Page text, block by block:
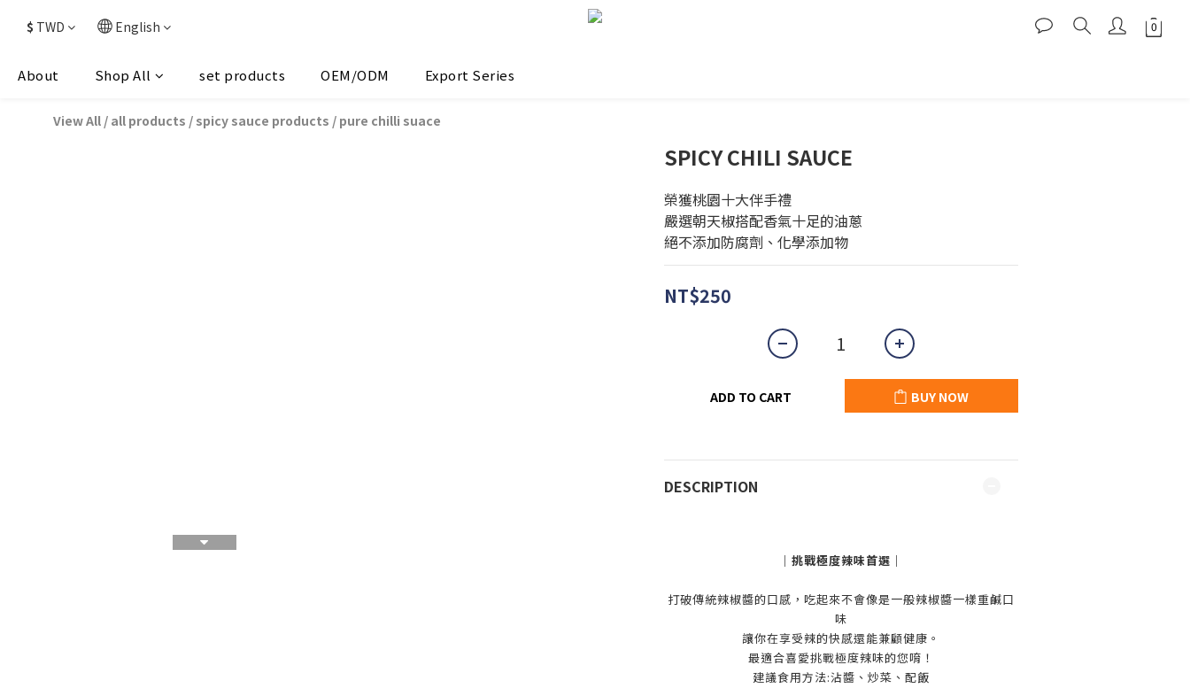
$ TWD English
About Shop All set products OEM/ODM Export Series
View All / all products / spicy sauce products / pure chilli suace
SPICY CHILI SAUCE
榮獲桃園十大伴手禮
嚴選朝天椒搭配香氣十足的油蔥
絕不添加防腐劑、化學添加物
NT$250
ADD TO CART BUY NOW
DESCRIPTION
｜挑戰極度辣味首選｜
打破傳統辣椒醬的口感，吃起來不會像是一般辣椒醬一樣重鹹口
味
讓你在享受辣的快感還能兼顧健康。
最適合喜愛挑戰極度辣味的您唷！
建議食用方法:沾醬、炒菜、配飯